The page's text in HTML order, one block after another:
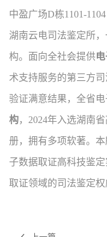
中盈广场D栋1101-1104
湖南云电司法鉴定所
构。面向全社会提供
术支持服务的第三方司
验证满意结果，全省
构，2024年入选湖南
册，拥有多项软著。
子数据取证高科技鉴
取证领域的司法鉴定权